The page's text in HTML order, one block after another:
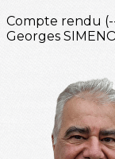
Compte rendu
Georges